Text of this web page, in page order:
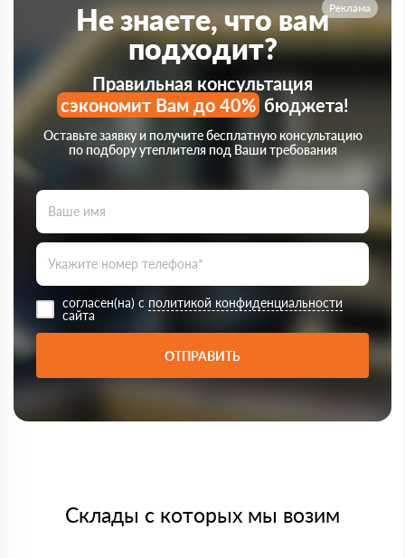
Реклама
Не знаете, что вам
подходит?
Правильная консультация
сэкономит Вам до 40%бюджета!
Оставьте заявку и получите бесплатную консультацию
по подбору утеплителя под Ваши требования
согласен(на) с политикой конфиденциальности
сайта
ОТПРАВИТЬ
Склады с которых мы возим